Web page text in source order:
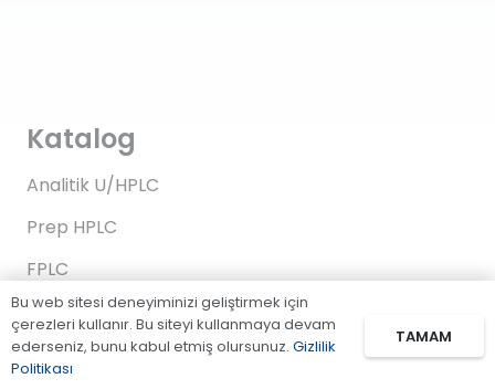
Katalog
Analitik U/HPLC
Prep HPLC
FPLC
Gaz Kromatografi
Standartlar/Reaktifler
Bu web sitesi deneyiminizi geliştirmek için
çerezleri kullanır. Bu siteyi kullanmaya devam
ederseniz, bunu kabul etmiş olursunuz. Gizlilik
Politikası
TAMAM